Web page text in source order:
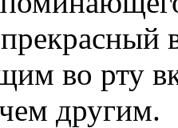
во рту
другим.